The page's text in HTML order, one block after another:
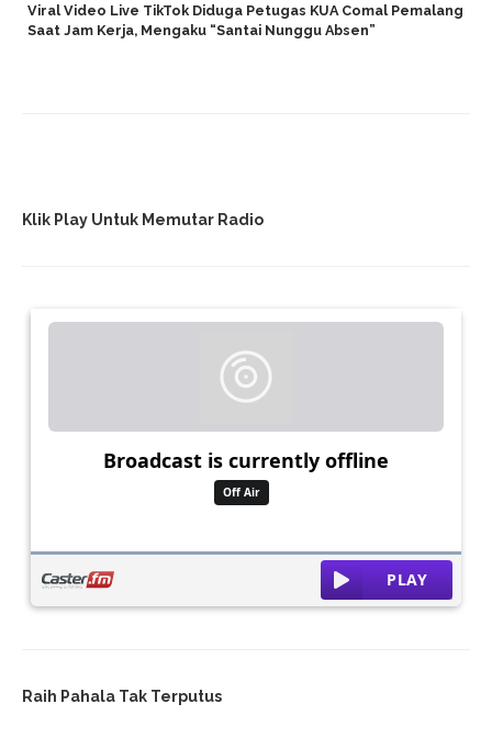
Viral Video Live TikTok Diduga Petugas KUA Comal Pemalang
Saat Jam Kerja, Mengaku “Santai Nunggu Absen”
Klik Play Untuk Memutar Radio
Raih Pahala Tak Terputus